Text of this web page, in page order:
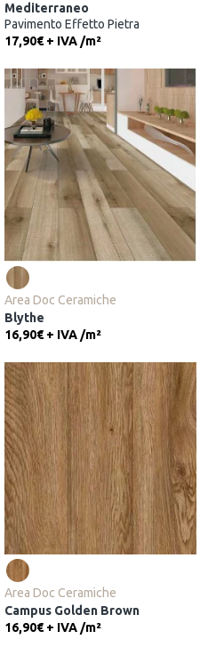
Mediterraneo
Pavimento Effetto Pietra
17,90€ + IVA/m²
Area Doc Ceramiche
Blythe
16,90€ + IVA /m²
Area Doc Ceramiche
Campus Golden Brown
16,90€ + IVA/m²